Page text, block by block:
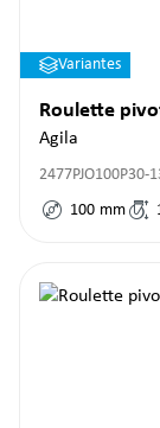
Variantes
Roulette
Agila
2477PJO100P30-
100 mm